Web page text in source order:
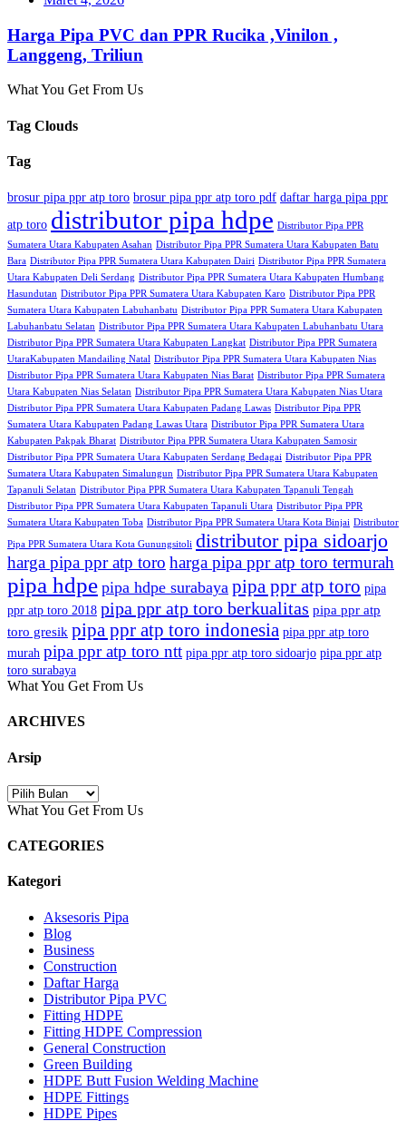
Harga Pipa PVC dan PPR Rucika ,Vinilon ,
Langgeng, Triliun
What You Get From Us
Tag Clouds
Tag
brosur pipa ppr atp toro brosur pipa ppr atp toro pdf daftar harga pipa ppr
atp toro distributor pipa hdpe Distributor Pipa PPR
Sumatera Utara Kabupaten Asahan Distributor Pipa PPR Sumatera Utara Kabupaten Batu
Bara Distributor Pipa PPR Sumatera Utara Kabupaten Dairi Distributor Pipa PPR Sumatera
Utara Kabupaten Deli Serdang Distributor Pipa PPR Sumatera Utara Kabupaten Humbang
Hasundutan Distributor Pipa PPR Sumatera Utara Kabupaten Karo Distributor Pipa PPR
Sumatera Utara Kabupaten Labuhanbatu Distributor Pipa PPR Sumatera Utara Kabupaten
Labuhanbatu Selatan Distributor Pipa PPR Sumatera Utara Kabupaten Labuhanbatu Utara
Distributor Pipa PPR Sumatera Utara Kabupaten Langkat Distributor Pipa PPR Sumatera
UtaraKabupaten Mandailing Natal Distributor Pipa PPR Sumatera Utara Kabupaten Nias
Distributor Pipa PPR Sumatera Utara Kabupaten Nias Barat Distributor Pipa PPR Sumatera
Utara Kabupaten Nias Selatan Distributor Pipa PPR Sumatera Utara Kabupaten Nias Utara
Distributor Pipa PPR Sumatera Utara Kabupaten Padang Lawas Distributor Pipa PPR
Sumatera Utara Kabupaten Padang Lawas Utara Distributor Pipa PPR Sumatera Utara
Kabupaten Pakpak Bharat Distributor Pipa PPR Sumatera Utara Kabupaten Samosir
Distributor Pipa PPR Sumatera Utara Kabupaten Serdang Bedagai Distributor Pipa PPR
Sumatera Utara Kabupaten Simalungun Distributor Pipa PPR Sumatera Utara Kabupaten
Tapanuli Selatan Distributor Pipa PPR Sumatera Utara Kabupaten Tapanuli Tengah
Distributor Pipa PPR Sumatera Utara Kabupaten Tapanuli Utara Distributor Pipa PPR
Sumatera Utara Kabupaten Toba Distributor Pipa PPR Sumatera Utara Kota Binjai Distributor
Pipa PPR Sumatera Utara Kota Gunungsitoli distributor pipa sidoarjo
harga pipa ppr atp toro harga pipa ppr atp toro termurah
pipa hdpe pipa hdpe surabaya pipa ppr atp toro pipa
ppr atp toro 2018 pipa ppr atp toro berkualitas pipa ppr atp
toro gresik pipa ppr atp toro indonesia pipa ppr atp toro
murah pipa ppr atp toro ntt pipa ppr atp toro sidoarjo pipa ppr atp
toro surabaya
What You Get From Us
ARCHIVES
Arsip
Arsip
What You Get From Us
CATEGORIES
Kategori
Aksesoris Pipa
Blog
Business
Construction
Daftar Harga
Distributor Pipa PVC
Fitting HDPE
Fitting HDPE Compression
General Construction
Green Building
HDPE Butt Fusion Welding Machine
HDPE Fittings
HDPE Pipes